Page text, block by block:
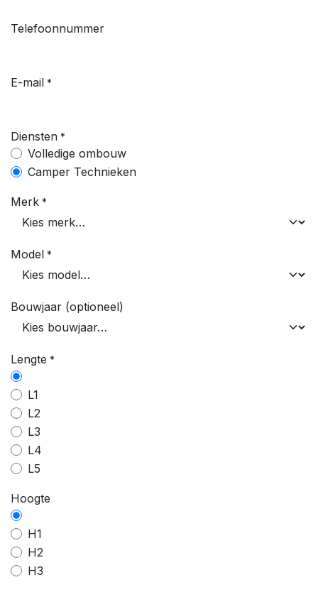
Telefoonnummer
E-mail *
Diensten *
Volledige ombouw
Camper Technieken
Merk *
Model *
Bouwjaar (optioneel)
Lengte *
L1
L2
L3
L4
L5
Hoogte
H1
H2
H3